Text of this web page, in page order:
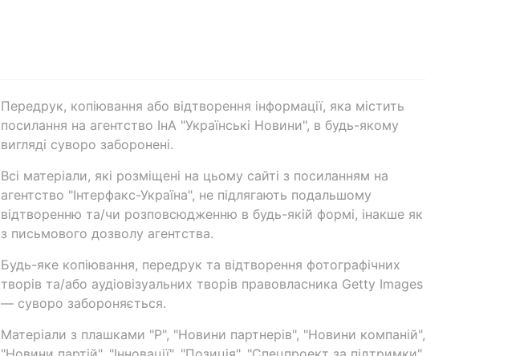
Передрук, копіювання або відтворення інформації, яка містить
посилання на агентство ІнА "Українські Новини", в будь-якому
вигляді суворо заборонені.
Всі матеріали, які розміщені на цьому сайті з посиланням на
агентство "Інтерфакс-Україна", не підлягають подальшому
відтворенню та/чи розповсюдженню в будь-якій формі, інакше як
з письмового дозволу агентства.
Будь-яке копіювання, передрук та відтворення фотографічних
творів та/або аудіовізуальних творів правовласника Getty Images
— суворо забороняється.
Матеріали з плашками "Р", "Новини партнерів", "Новини компаній",